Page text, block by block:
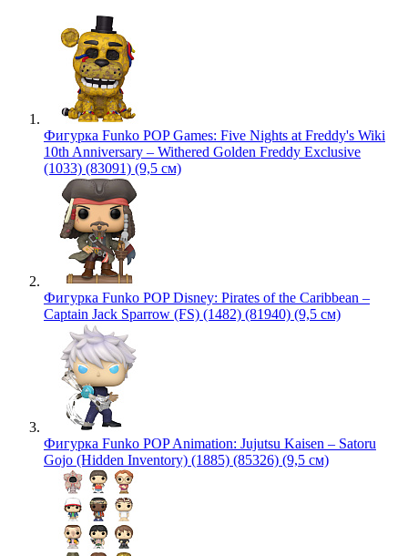
Фигурка Funko POP Games: Five Nights at Freddy's Wiki
10th Anniversary – Withered Golden Freddy Exclusive
(1033) (83091) (9,5 см)
Фигурка Funko POP Disney: Pirates of the Caribbean –
Captain Jack Sparrow (FS) (1482) (81940) (9,5 см)
Фигурка Funko POP Animation: Jujutsu Kaisen – Satoru
Gojo (Hidden Inventory) (1885) (85326) (9,5 см)